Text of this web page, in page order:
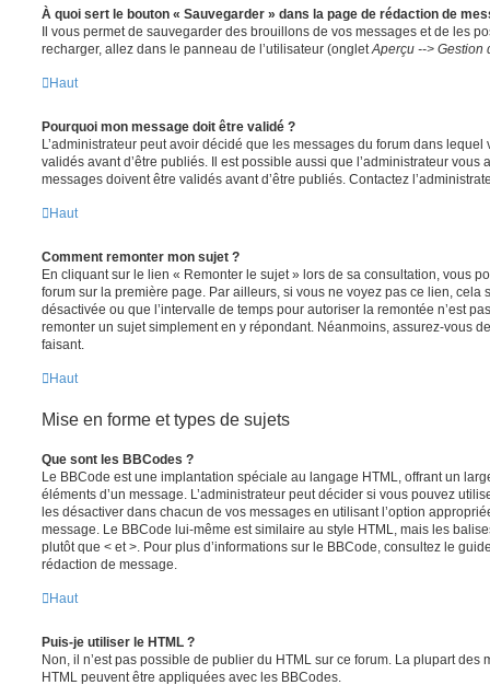
À quoi sert le bouton « Sauvegarder » dans la page de rédaction de
Il vous permet de sauvegarder des brouillons de vos messages et de les
recharger, allez dans le panneau de l’utilisateur (onglet Aperçu --> Gestion
Haut
Pourquoi mon message doit être validé ?
L’administrateur peut avoir décidé que les messages du forum dans lequel
validés avant d’être publiés. Il est possible aussi que l’administrateur vous
messages doivent être validés avant d’être publiés. Contactez
Haut
Comment remonter mon sujet ?
En cliquant sur le lien « Remonter le sujet » lors de sa consultation, vous
forum sur la première page. Par ailleurs, si vous ne voyez pas ce lien, cela
désactivée ou que l’intervalle de temps pour autoriser la remontée n’est
remonter un sujet simplement en y répondant. Néanmoins, assurez-vous
faisant.
Haut
Mise en forme et types de sujets
Que sont les BBCodes ?
Le BBCode est une implantation spéciale au langage HTML, offrant un
éléments d’un message. L’administrateur peut décider si vous pouvez
les désactiver dans chacun de vos messages en utilisant l’option
message. Le BBCode lui-même est similaire au style HTML, mais les
plutôt que < et >. Pour plus d’informations sur le BBCode, consultez le
rédaction de message.
Haut
Puis-je utiliser le HTML ?
Non, il n’est pas possible de publier du HTML sur ce forum. La plupart des
HTML peuvent être appliquées avec les BBCodes.